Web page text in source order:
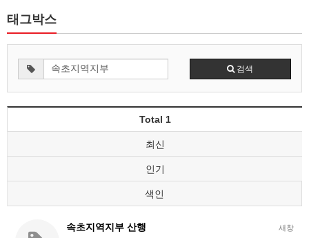
태그박스
검색
Total 1
최신
인기
색인
새창
속초지역지부 산행